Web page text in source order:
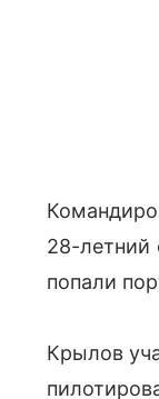
28-летний
попали
Крылов